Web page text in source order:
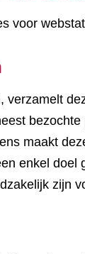
voor
verzamelt
maakt
enkel
zijn